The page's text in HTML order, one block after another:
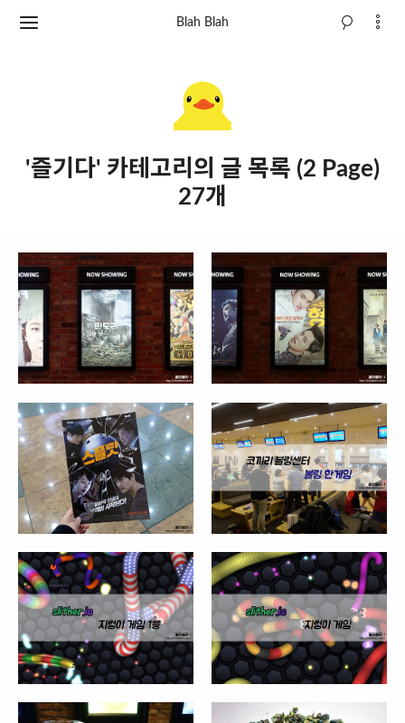
Blah Blah
'즐기다' 카테고리의 글 목록 (2 Page)
27개